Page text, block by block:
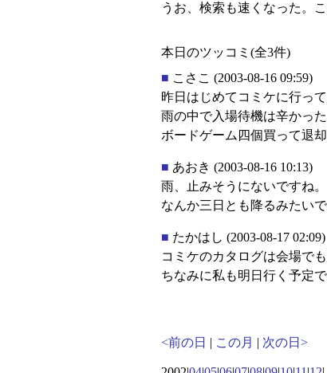
うお、検索も速くなった。こ
本日のツッコミ(全3件)
■ こさこ (2003-08-16 09:59)
昨日はじめてコミケに行って
雨の中で入場待機は辛かった
ボードゲーム四個買って退却
■ あおき (2003-08-16 10:13)
雨、止みそうにないですね。
なんか三日とも降るみたいで
■ たかはし (2003-08-17 02:09)
コミケのカタログは会場で
ちなみに私も明日行く予定で
<前の日 | この月 | 次の日>